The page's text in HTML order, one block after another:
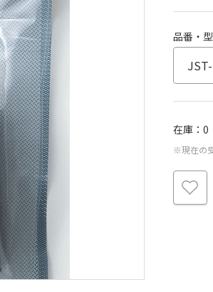
品番・
在庫 0
※現在の